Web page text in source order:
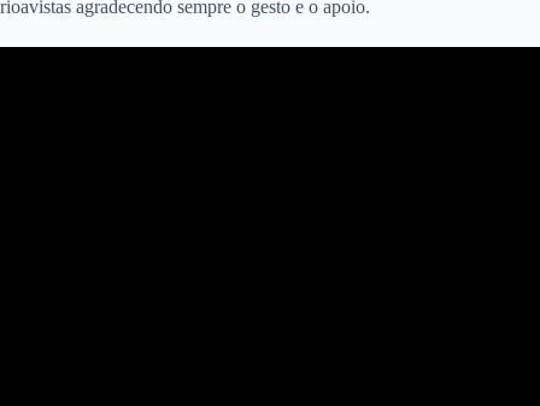
rioavistas agradecendo sempre o gesto e o apoio.